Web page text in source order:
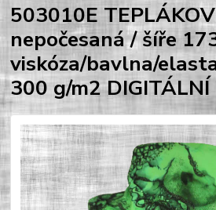
503010E
nepočesaná / šíře
viskóza/bavlna/
300 g/m2 DIGITÁLNÍ